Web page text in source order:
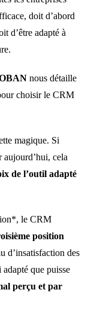
doit d’abord
d’être adapté à
nous détaille
choisir le CRM
magique. Si
aujourd’hui, cela
de l’outil adapté
le CRM
position
d’insatisfaction des
que puisse
perçu et par